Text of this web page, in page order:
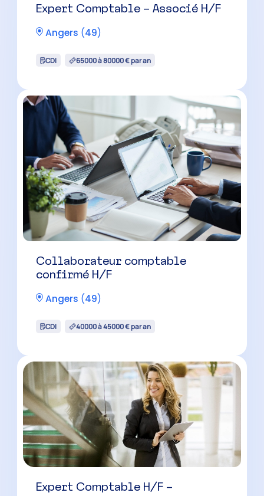
Expert Comptable – Associé H/F
Angers (49)
CDI 65000 à 80000 € par an
Collaborateur comptable
confirmé H/F
Angers (49)
CDI 40000 à 45000 € par an
Expert Comptable H/F –